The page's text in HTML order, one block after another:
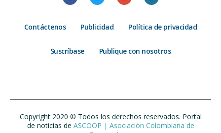
Contáctenos Publicidad Política de privacidad
Suscríbase Publique con nosotros
Copyright 2020 © Todos los derechos reservados. Portal
de noticias de ASCOOP | Asociación Colombiana de